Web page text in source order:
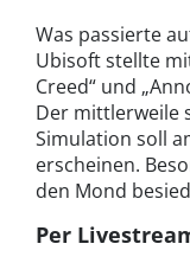
Was passierte
Ubisoft stellte
Creed“ und
Der mittlerweile
Simulation soll
erscheinen.
den Mond
Per